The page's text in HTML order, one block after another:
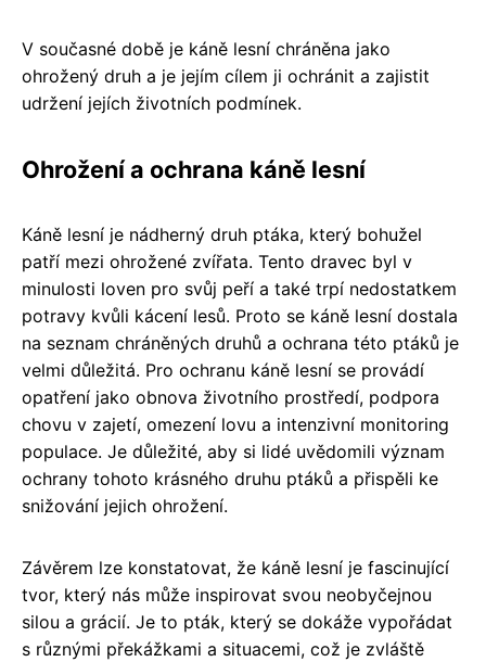
V současné době je káně lesní chráněna jako
ohrožený druh a je jejím cílem ji ochránit a zajistit
udržení jejích životních podmínek.
Ohrožení a ochrana káně lesní
Káně lesní je nádherný druh ptáka, který bohužel
patří mezi ohrožené zvířata. Tento dravec byl v
minulosti loven pro svůj peří a také trpí nedostatkem
potravy kvůli kácení lesů. Proto se káně lesní dostala
na seznam chráněných druhů a ochrana této ptáků je
velmi důležitá. Pro ochranu káně lesní se provádí
opatření jako obnova životního prostředí, podpora
chovu v zajetí, omezení lovu a intenzivní monitoring
populace. Je důležité, aby si lidé uvědomili význam
ochrany tohoto krásného druhu ptáků a přispěli ke
snižování jejich ohrožení.
Závěrem lze konstatovat, že káně lesní je fascinující
tvor, který nás může inspirovat svou neobyčejnou
silou a grácií. Je to pták, který se dokáže vypořádat
s různými překážkami a situacemi, což je zvláště